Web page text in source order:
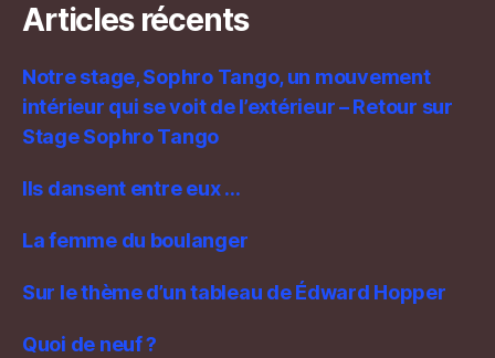
Articles récents
Notre stage, Sophro Tango, un mouvement
intérieur qui se voit de l’extérieur – Retour sur
Stage Sophro Tango
Ils dansent entre eux …
La femme du boulanger
Sur le thème d’un tableau de Édward Hopper
Quoi de neuf ?